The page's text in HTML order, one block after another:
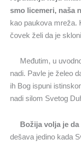
smo licemeri, naša
kao paukova mreža.
čovek želi da je
Međutim, u
nadi. Pavle je želeo
ih Bog ispuni
nadi silom Svetog
Božija volja je
dešava jedino kada